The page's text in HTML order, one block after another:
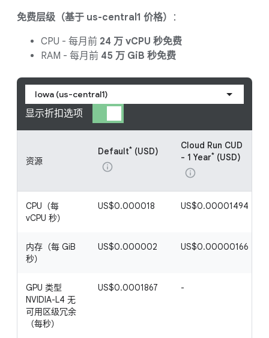
免费层级（基于 us-central1 价格）
：
CPU - 每月前 24 万 vCPU 秒免费
RAM - 每月前 45 万 GiB 秒免费
Iowa (us-central1)
显示折扣选项
资源
Default* (USD)
info
Cloud Run CUD
- 1 Year* (USD)
info
CPU（每
vCPU 秒）
US$0.000018 US$0.00001494
内存（每 GiB
秒）
US$0.000002 US$0.00000166
GPU 类型
NVIDIA-L4 无
可用区级冗余
（每秒）
US$0.0001867 -